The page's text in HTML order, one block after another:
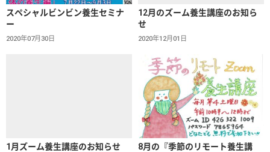
スペシャルビンビン養生セミナ
ー
2020年07月30日
12月のズーム養生講座のお知ら
せ
2020年12月01日
1月ズーム養生講座のお知らせ
8月の『季節のリモート養生講